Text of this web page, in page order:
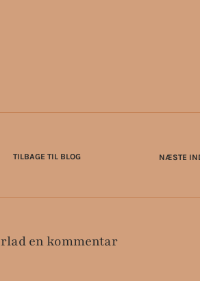
TILBAGE TIL BLOG NÆSTE
en kommentar